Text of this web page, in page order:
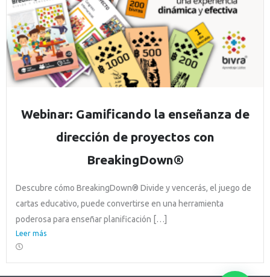
Webinar: Gamificando la enseñanza de
dirección de proyectos con
BreakingDown®
Descubre cómo BreakingDown® Divide y vencerás, el juego de
cartas educativo, puede convertirse en una herramienta
poderosa para enseñar planificación […]
Leer más